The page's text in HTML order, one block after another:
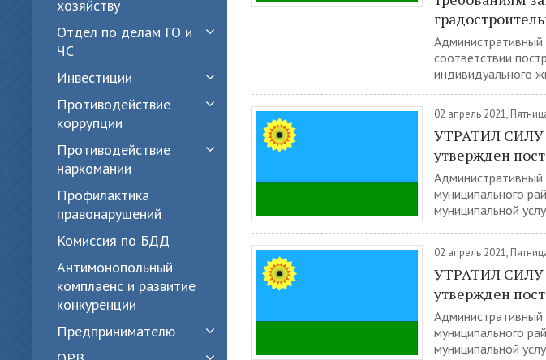
хозяйству
Отдел по делам ГО и
ЧС
Инвестиции
Противодействие
коррупции
Противодействие
наркомании
Профилактика
правонарушений
Комиссия по БДД
Антимонопольный
комплаенс и развитие
конкуренции
Предпринимателю
Административный
соответствии
индивидуального
02 апрель 2021,
УТРАТИЛ СИЛУ
утвержден
Административный
муниципального
муниципальной
02 апрель 2021,
УТРАТИЛ СИЛУ
утвержден
Административный
муниципального
муниципальной